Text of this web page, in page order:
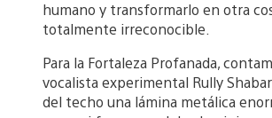
humano y transformarlo en otra
totalmente irreconocible.
Para la Fortaleza Profanada,
vocalista experimental Rully
del techo una lámina metálica